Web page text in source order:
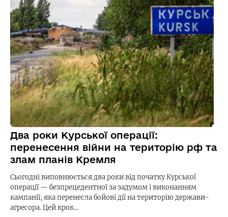
Два роки Курської операції:
перенесення війни на територію рф та
злам планів Кремля
Сьогодні виповнюється два роки від початку Курської
операції — безпрецедентної за задумом і виконанням
кампанії, яка перенесла бойові дії на територію держави-
агресора. Цей крок…